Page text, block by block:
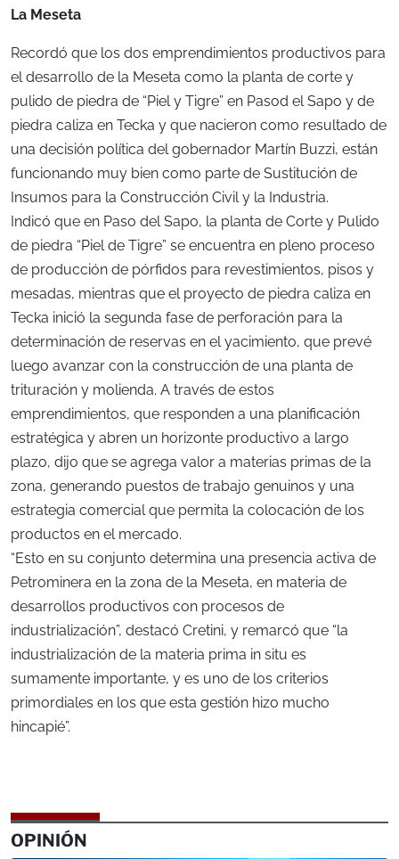
La Meseta
Recordó que los dos emprendimientos productivos para
el desarrollo de la Meseta como la planta de corte y
pulido de piedra de “Piel y Tigre” en Pasod el Sapo y de
piedra caliza en Tecka y que nacieron como resultado de
una decisión política del gobernador Martín Buzzi, están
funcionando muy bien como parte de Sustitución de
Insumos para la Construcción Civil y la Industria.
Indicó que en Paso del Sapo, la planta de Corte y Pulido
de piedra “Piel de Tigre” se encuentra en pleno proceso
de producción de pórfidos para revestimientos, pisos y
mesadas, mientras que el proyecto de piedra caliza en
Tecka inició la segunda fase de perforación para la
determinación de reservas en el yacimiento, que prevé
luego avanzar con la construcción de una planta de
trituración y molienda. A través de estos
emprendimientos, que responden a una planificación
estratégica y abren un horizonte productivo a largo
plazo, dijo que se agrega valor a materias primas de la
zona, generando puestos de trabajo genuinos y una
estrategia comercial que permita la colocación de los
productos en el mercado.
“Esto en su conjunto determina una presencia activa de
Petrominera en la zona de la Meseta, en materia de
desarrollos productivos con procesos de
industrialización”, destacó Cretini, y remarcó que “la
industrialización de la materia prima in situ es
sumamente importante, y es uno de los criterios
primordiales en los que esta gestión hizo mucho
hincapié”.
OPINIÓN